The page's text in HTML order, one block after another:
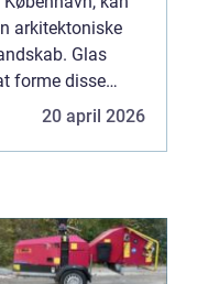
arkitektoniske
Glas
forme disse
20 april 2026